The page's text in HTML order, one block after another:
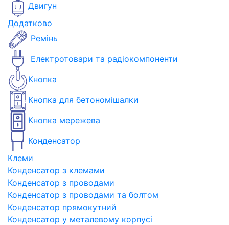
Двигун
Додатково
Ремінь
Електротовари та радіокомпоненти
Кнопка
Кнопка для бетономішалки
Кнопка мережева
Конденсатор
Клеми
Конденсатор з клемами
Конденсатор з проводами
Конденсатор з проводами та болтом
Конденсатор прямокутний
Конденсатор у металевому корпусі